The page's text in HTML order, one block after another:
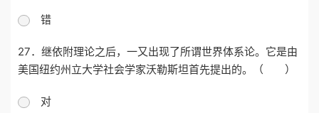
错
27．继依附理论之后，一又出现了所谓世界体系论。它是由
美国纽约州立大学社会学家沃勒斯坦首先提出的。（ ）
对